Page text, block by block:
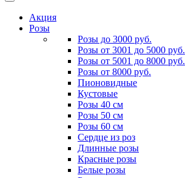
Акция
Розы
Розы до 3000 руб.
Розы от 3001 до 5000 руб.
Розы от 5001 до 8000 руб.
Розы от 8000 руб.
Пионовидные
Кустовые
Розы 40 см
Розы 50 см
Розы 60 см
Сердце из роз
Длинные розы
Красные розы
Белые розы